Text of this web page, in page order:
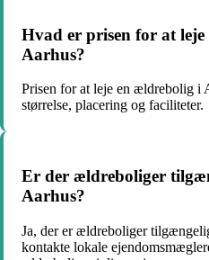
Hvad er prisen for at
Aarhus?
Prisen for at leje en ældrebolig i
størrelse, placering og faciliteter.
Er der ældreboliger
Aarhus?
Ja, der er ældreboliger
kontakte lokale